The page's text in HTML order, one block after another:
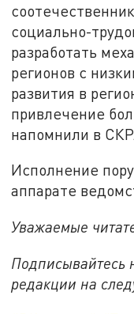
социально-
разработать
регионов с
развития в
привлечение
напомнили в СКР.
Исполнение
аппарате
Уважаемые
Подписывайтесь
редакции на